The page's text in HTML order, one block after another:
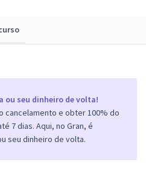
seu dinheiro de volta!
cancelamento e obter 100% do
7 dias. Aqui, no Gran, é
seu dinheiro de volta.